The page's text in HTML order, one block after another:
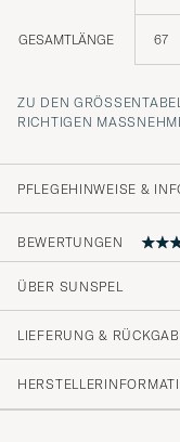
GESAMTLÄNGE 67
ZU DEN
ICHTIGEN MASSNEHMEN
PFLEGEHINWEISE &
BEWERTUNGEN
4.2
(9)
(0)
ÜBER SUNSPEL
LIEFERUNG &